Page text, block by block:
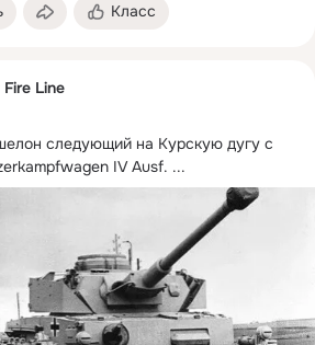
Класс
Line
следующий на Курскую дугу с
IV Ausf. ...